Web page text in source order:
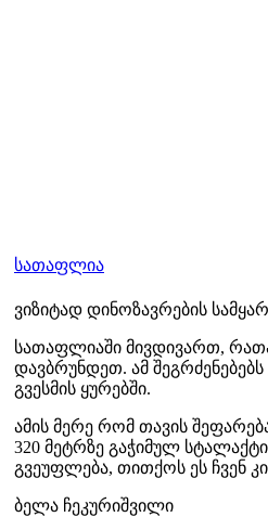
სათაფლია
ვიზიტად დინოზავრების
სათაფლიაში მივდივართ,
დავბრუნდეთ. ამ
გვესმის ყურებში.
ამის მერე რომ თავის
320 მეტრზე გაჭიმულ
გვეუფლება, თითქოს ეს ჩვენ
ბელა ჩეკურიშვილი